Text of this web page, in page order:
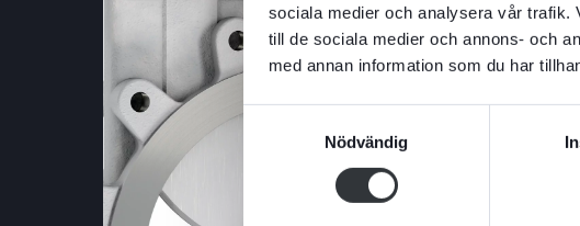
sociala medier och analysera vår trafik.
till de sociala medier och annons- och
med annan information som du har
Samtyckesval
Nödvändig